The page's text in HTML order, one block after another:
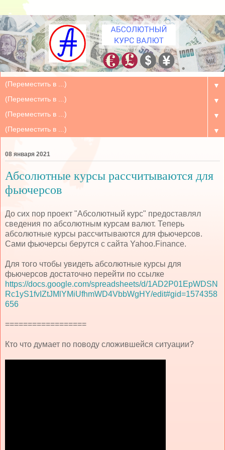
▼
▼
▼
▼
08 января 2021
Абсолютные курсы рассчитываются для
фьючерсов
До сих пор проект "Абсолютный курс" предоставлял
сведения по абсолютным курсам валют. Теперь
абсолютные курсы рассчитываются для фьючерсов.
Сами фьючерсы берутся с сайта Yahoo.Finance.
Для того чтобы увидеть абсолютные курсы для
фьючерсов достаточно перейти по ссылке
https://docs.google.com/spreadsheets/d/1AD2P01EpWDSN
Rc1yS1fvIZtJMlYMiUfhmWD4VbbWgHY/edit#gid=1574358
656
==================
Кто что думает по поводу сложившейся ситуации?